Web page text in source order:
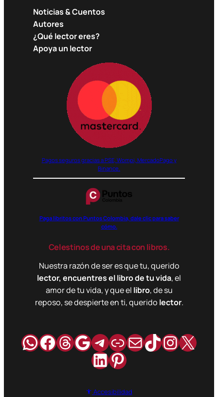
Noticias & Cuentos
Autores
¿Qué lector eres?
Apoya un lector
Pagos seguros gracias a PSE, Wompi, MercadoPago y
Binance.
Paga libritos con Puntos Colombia, dale clic para saber
cómo.
Celestinos de una cita con libros.
Nuestra razón de ser es que tu, querido
lector, encuentres el libro de tu vida, el
amor de tu vida, y que el libro, de su
reposo, se despierte en ti, querido lector.
WhatsApp
Facebook
Hilos
Google
Telegram
Enlace
Correo
TikTok
X
LinkedIn
Pinterest
Accesibilidad